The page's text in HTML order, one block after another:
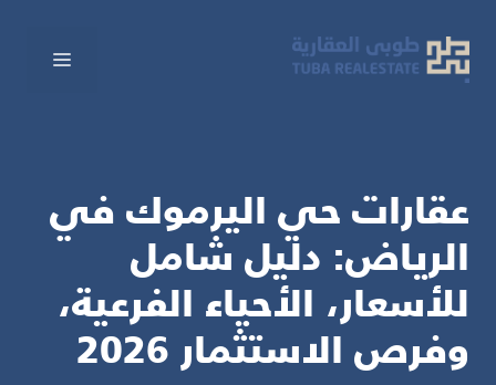
المحتوى
عقارات حي اليرموك في
الرياض: دليل شامل
للأسعار، الأحياء الفرعية،
وفرص الاستثمار 2026